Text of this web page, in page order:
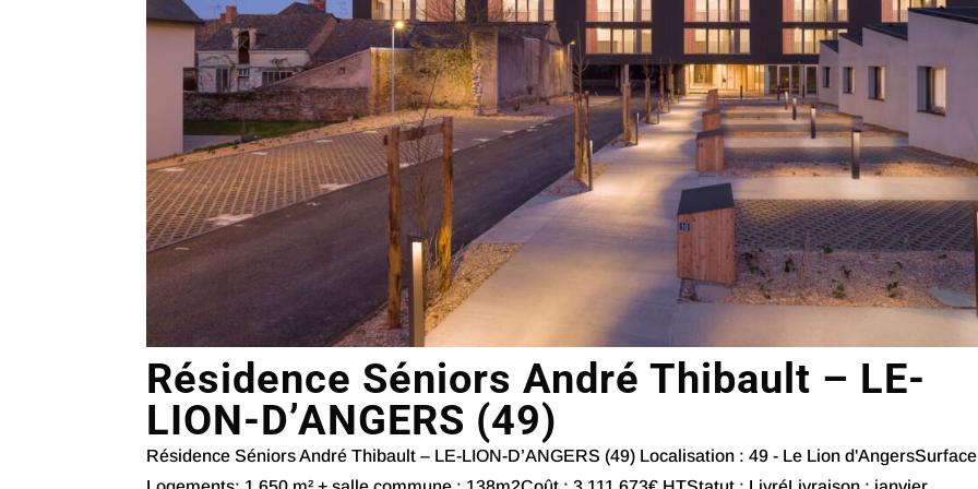
Résidence Séniors André Thibault – LE-
LION-D’ANGERS (49)
Résidence Séniors André Thibault – LE-LION-D’ANGERS (49) Localisation : 49 - Le Lion